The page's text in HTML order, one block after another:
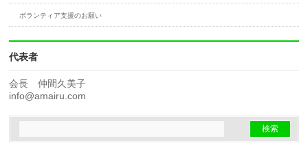
ボランティア支援のお願い
代表者
会長 仲間久美子
info@amairu.com